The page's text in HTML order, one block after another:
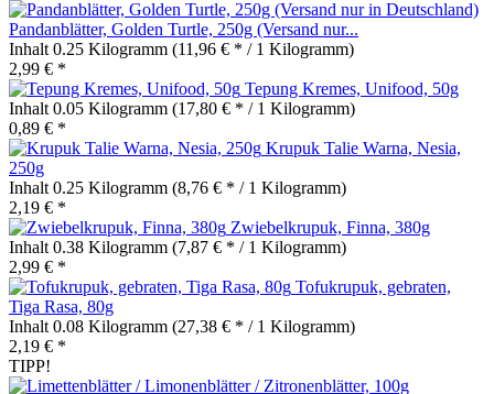
Pandanblätter, Golden Turtle, 250g (Versand nur...
Inhalt 0.25 Kilogramm (11,96 € * / 1 Kilogramm)
2,99 € *
Tepung Kremes, Unifood, 50g
Inhalt 0.05 Kilogramm (17,80 € * / 1 Kilogramm)
0,89 € *
Krupuk Talie Warna, Nesia,
250g
Inhalt 0.25 Kilogramm (8,76 € * / 1 Kilogramm)
2,19 € *
Zwiebelkrupuk, Finna, 380g
Inhalt 0.38 Kilogramm (7,87 € * / 1 Kilogramm)
2,99 € *
Tofukrupuk, gebraten,
Tiga Rasa, 80g
Inhalt 0.08 Kilogramm (27,38 € * / 1 Kilogramm)
2,19 € *
TIPP!